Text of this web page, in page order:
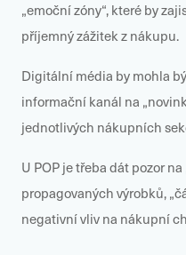
„emoční zóny“, které by
příjemný zážitek z nákupu.
Digitální média by mohla
informační kanál na
jednotlivých nákupních
U POP je třeba dát pozor
propagovaných výrobků,
negativní vliv na nákupní